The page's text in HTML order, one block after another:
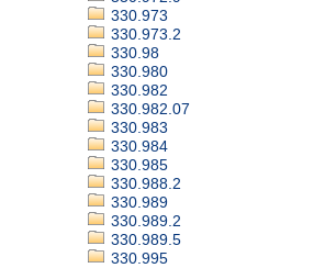
330.973
330.973.2
330.98
330.980
330.982
330.982.07
330.983
330.984
330.985
330.988.2
330.989
330.989.2
330.989.5
330.995